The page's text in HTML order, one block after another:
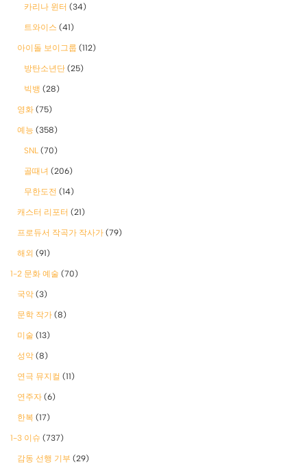
카리나 윈터 (34)
트와이스 (41)
아이돌 보이그룹 (112)
방탄소년단 (25)
빅뱅 (28)
영화 (75)
예능 (358)
SNL (70)
골때녀 (206)
무한도전 (14)
캐스터 리포터 (21)
프로듀서 작곡가 작사가 (79)
해외 (91)
1-2 문화 예술 (70)
국악 (3)
문학 작가 (8)
미술 (13)
성악 (8)
연극 뮤지컬 (11)
연주자 (6)
한복 (17)
1-3 이슈 (737)
감동 선행 기부 (29)